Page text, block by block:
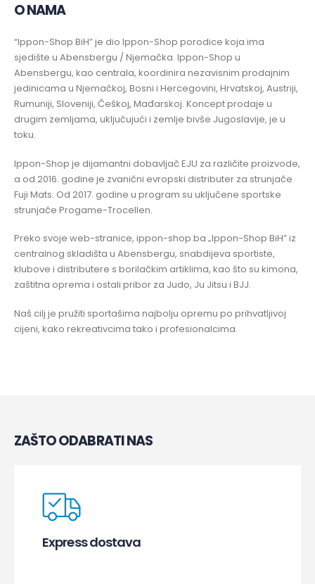
O NAMA
“Ippon-Shop BiH” je dio Ippon-Shop porodice koja ima
sjedište u Abensbergu / Njemačka. Ippon-Shop u
Abensbergu, kao centrala, koordinira nezavisnim prodajnim
jedinicama u Njemačkoj, Bosni i Hercegovini, Hrvatskoj, Austriji,
Rumuniji, Sloveniji, Češkoj, Mađarskoj. Koncept prodaje u
drugim zemljama, uključujući i zemlje bivše Jugoslavije, je u
toku.
Ippon-Shop je dijamantni dobavljač EJU za različite proizvode,
a od 2016. godine je zvanični evropski distributer za strunjače
Fuji Mats. Od 2017. godine u program su uključene sportske
strunjače Progame-Trocellen.
Preko svoje web-stranice, ippon-shop.ba „Ippon-Shop BiH” iz
centralnog skladišta u Abensbergu, snabdijeva sportiste,
klubove i distributere s borilačkim artiklima, kao što su kimona,
zaštitna oprema i ostali pribor za Judo, Ju Jitsu i BJJ.
Naš cilj je pružiti sportašima najbolju opremu po prihvatljivoj
cijeni, kako rekreativcima tako i profesionalcima.
ZAŠTO ODABRATI NAS
Express dostava